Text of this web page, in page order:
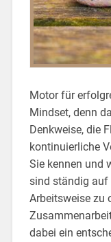
Motor für
Mindset, denn
Denkweise, die
kontinuierliche
Sie kennen und
sind ständig auf
Arbeitsweise zu
dabei ein